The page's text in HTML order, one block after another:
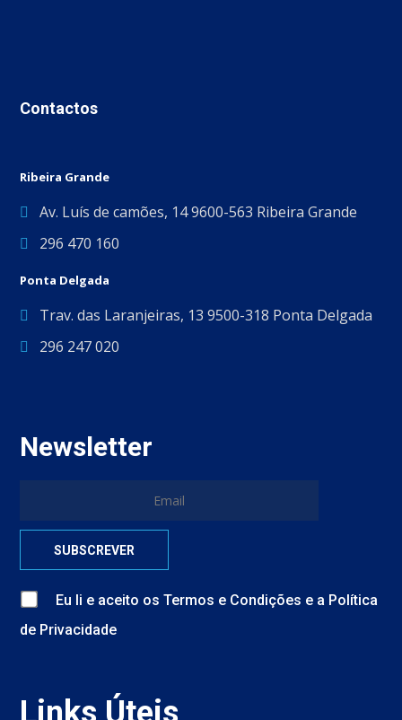
Contactos
Ribeira Grande
Av. Luís de camões, 14 9600-563 Ribeira Grande
296 470 160
Ponta Delgada
Trav. das Laranjeiras, 13 9500-318 Ponta Delgada
296 247 020
Newsletter
Eu li e aceito osTermos e Condições e a Política
de Privacidade